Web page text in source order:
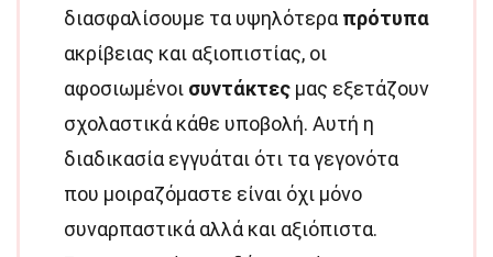
διασφαλίσουμε τα υψηλότερα πρότυπα
ακρίβειας και αξιοπιστίας, οι
αφοσιωμένοι συντάκτες μας εξετάζουν
σχολαστικά κάθε υποβολή. Αυτή η
διαδικασία εγγυάται ότι τα γεγονότα
που μοιραζόμαστε είναι όχι μόνο
συναρπαστικά αλλά και αξιόπιστα.